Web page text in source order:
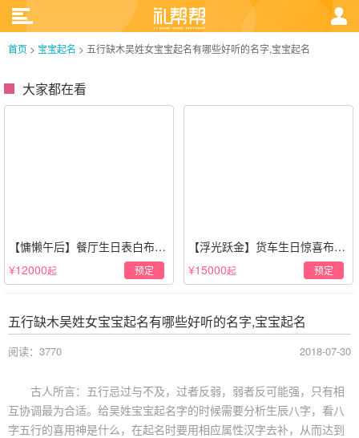
首页 > 宝宝起名 > 五行缺木吴姓女宝宝起名有哪些好听的名字,宝宝起名
大家都在看
【慵懒午后】餐厅生日表白布置
场景·轻奢白色系
¥12000起 预定
【浮光跃金】货车生日惊喜布置
·经典白色系
¥15000起 预定
五行缺木吴姓女宝宝起名有哪些好听的名字,宝宝起名
阅读：3770 2018-07-30
古人所言：五行忌过与不及，过者反弱，弱者反可能强，只有相
互协调最为合适。给吴姓宝宝起名字的时候需要分析生辰八字，看八
字五行的喜用神是什么，在起名时要用相应属性汉字去补，从而达到